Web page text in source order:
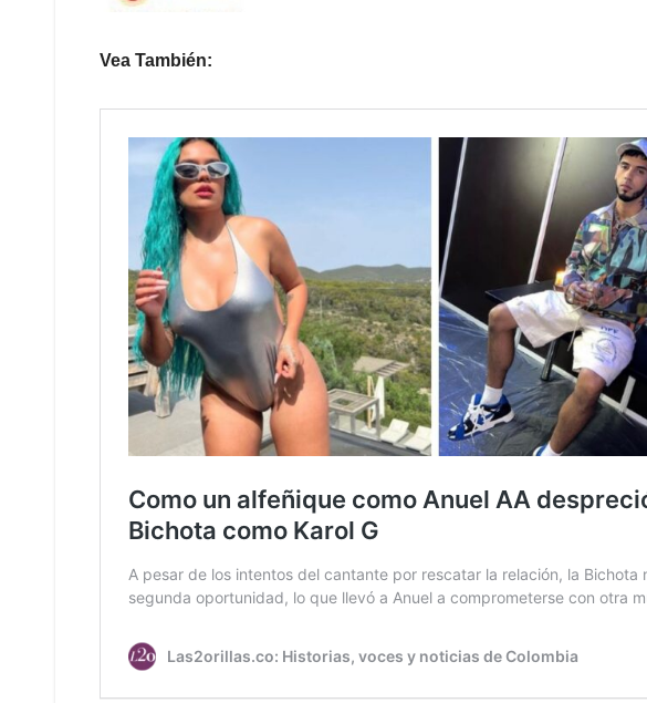
Vea También: